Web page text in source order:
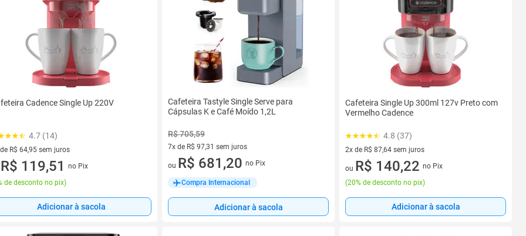
Cadence Single Up 220V
4.7 (14)
R$ 64,95 sem juros
de R$ 64,95 sem juros
R$ 119,51
no Pix
de desconto no pix)
Adicionar à sacola
Cafeteira Tastyle Single Serve para
Cápsulas K e Café Moído 1,2L
R$ 705,59
7x de R$ 97,31 sem juros
7 vez de R$ 97,31 sem juros
ou R$ 681,20 no Pix
Compra Internacional
Adicionar à sacola
Cafeteira Single Up 300ml 127v Preto com
Vermelho Cadence
4.8 (37)
2x de R$ 87,64 sem juros
2 vez de R$ 87,64 sem juros
ou R$ 140,22 no Pix
(20% de desconto no pix)
Adicionar à sacola